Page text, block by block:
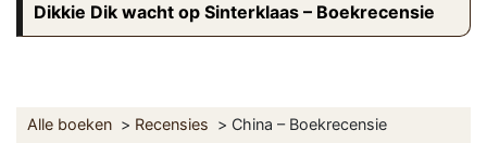
Dikkie Dik wacht op Sinterklaas – Boekrecensie
Alle boeken Recensies China – Boekrecensie